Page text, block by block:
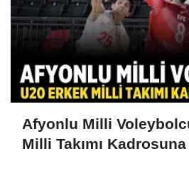
Afyonlu Milli
Milli Takımı